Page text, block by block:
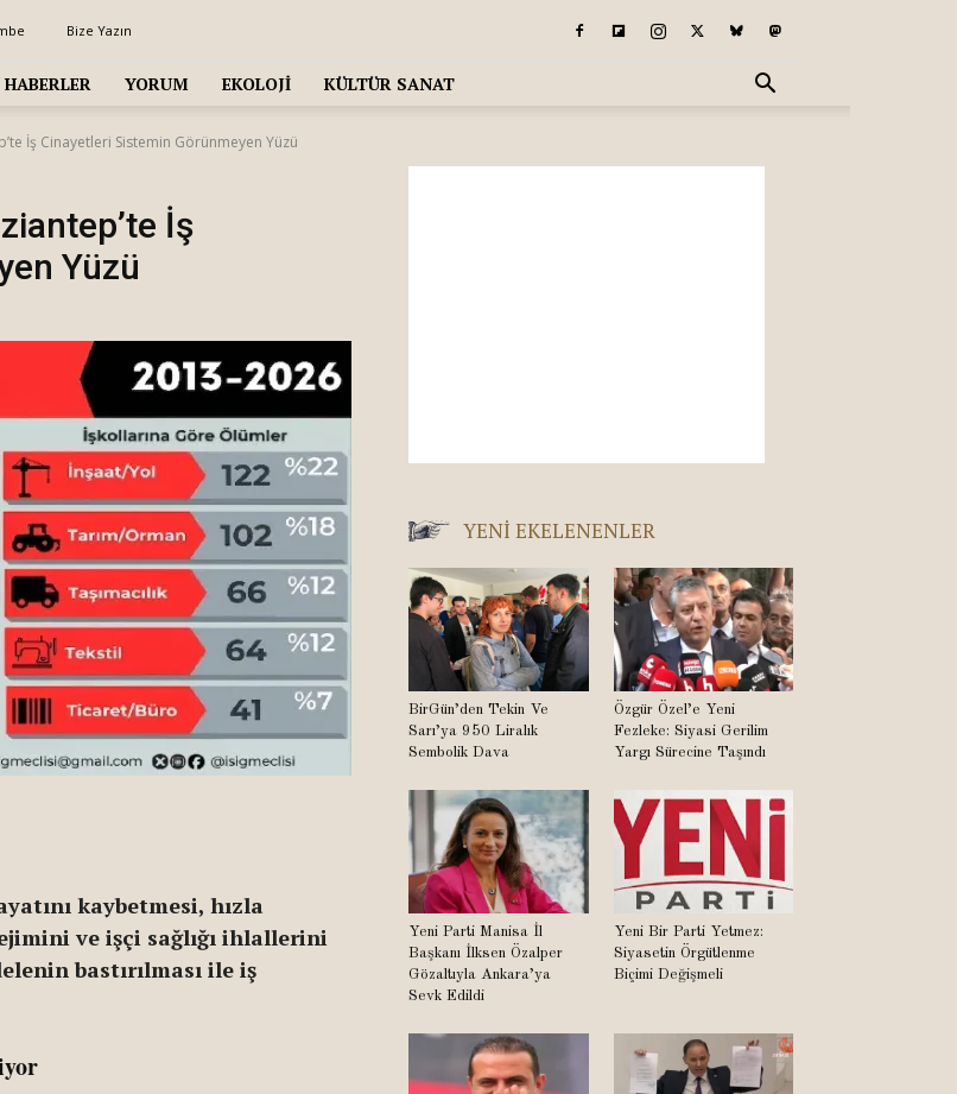
Bize Yazın
HABERLER YORUM EKOLOJI KÜLTÜR SANAT
İş Cinayetleri Sistemin Görünmeyen Yüzü
İş
Yüzü
kaybetmesi, hızla
ve işçi sağlığı ihlallerini
bastırılması ile iş
YENI EKELENENLER
BirGün’den Tekin Ve
Sarı’ya 950 Liralık
Sembolik Dava
Özgür Özel’e Yeni
Fezleke: Siyasi Gerilim
Yargı Sürecine Taşındı
Yeni Parti Manisa İl
Başkanı İlksen Özalper
Gözaltıyla Ankara’ya
Sevk Edildi
Yeni Bir Parti Yetmez:
Siyasetin Örgütlenme
Biçimi Değişmeli